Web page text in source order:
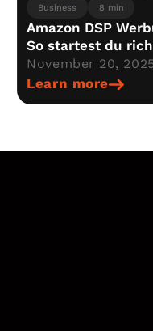
Business 8 min
Amazon DSP
So startest du
November 20, 2025
Learn more